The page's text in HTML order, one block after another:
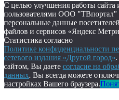
С целью улучшения работы сайта
пользователями ООО "ТВпортал"
персональные данные
файлов и сервисов «Яндекс
Статистика согласно
Политике конфиденциальности
сетевого издания «Другой город»
сайтом, Вы даете согласие на
данных. Вы всегда можете
настройках Вашего браузера.